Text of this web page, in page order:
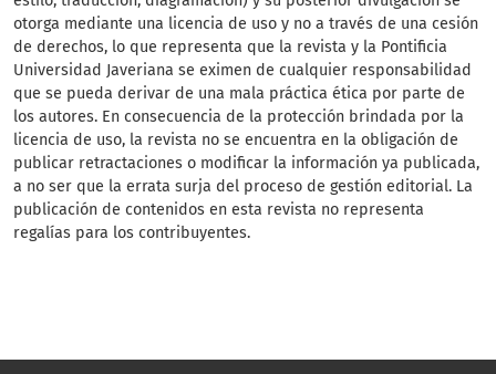
otorga mediante una licencia de uso y no a través de una cesión
de derechos, lo que representa que la revista y la Pontificia
Universidad Javeriana se eximen de cualquier responsabilidad
que se pueda derivar de una mala práctica ética por parte de
los autores. En consecuencia de la protección brindada por la
licencia de uso, la revista no se encuentra en la obligación de
publicar retractaciones o modificar la información ya publicada,
a no ser que la errata surja del proceso de gestión editorial. La
publicación de contenidos en esta revista no representa
regalías para los contribuyentes.